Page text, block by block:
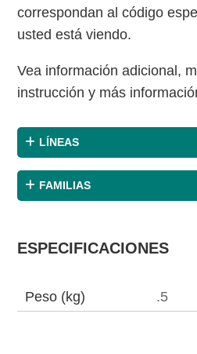
correspondan al código
usted está viendo.
Vea información adicional,
instrucción y más
LÍNEAS
FAMILIAS
ESPECIFICACIONES
Peso (kg) .5